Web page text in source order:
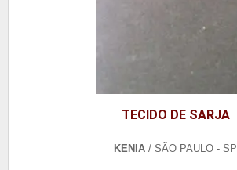
TECIDO DE SARJA
KENIA/ SÃO PAULO - SP